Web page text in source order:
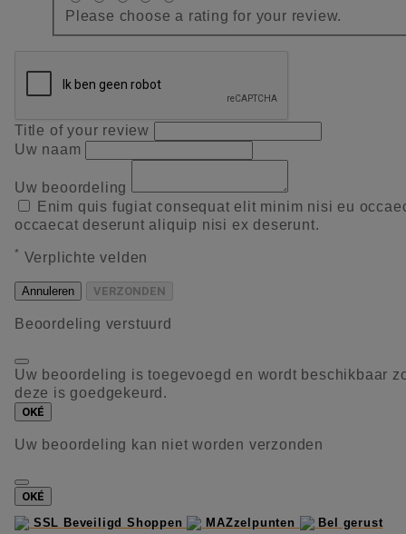
Please choose a rating for your review.
Title of your review
Uw naam
Uw beoordeling
Enim quis fugiat consequat elit minim nisi eu
occaecat deserunt aliquip nisi ex deserunt.
* Verplichte velden
Annuleren VERZONDEN
Beoordeling verstuurd
Uw beoordeling is toegevoegd en wordt beschikbaar
deze is goedgekeurd.
OKÉ
Uw beoordeling kan niet worden verzonden
OKÉ
SSL Beveiligd Shoppen
MAZzelpunten
Bel gerust